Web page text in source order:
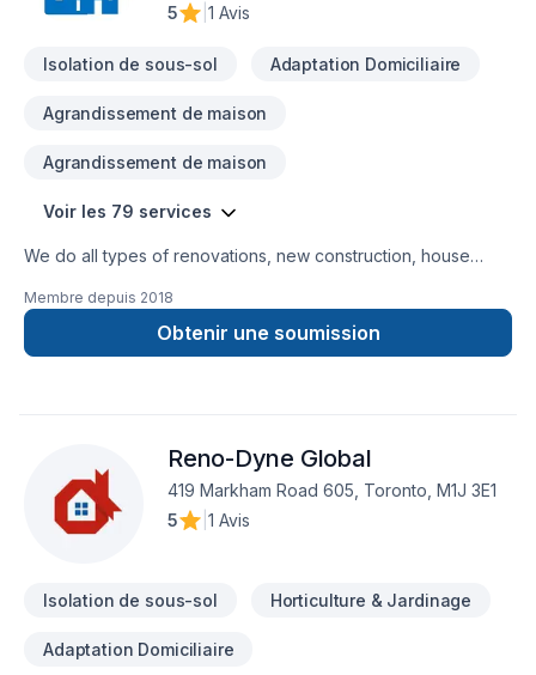
5
1 Avis
Isolation de sous-sol Adaptation Domiciliaire
Agrandissement de maison
Agrandissement de maison
Voir les 79 services
We do all types of renovations, new construction, house
demolition,excavation, block / concrete walls, interior
alterations, waterproofing, structural/ non-structural framing,
underpinning, envelop, roofing. We believe delivering quality
Membre depuis 2018
Obtenir une soumission
Reno-Dyne Global
419 Markham Road 605, Toronto, M1J 3E1
5
1 Avis
Isolation de sous-sol Horticulture & Jardinage
Adaptation Domiciliaire